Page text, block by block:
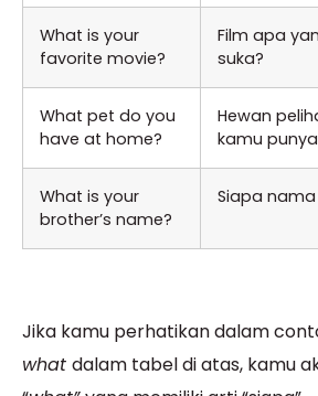
What is your
favorite movie?
Film apa
suka?
What pet do you
have at home?
Hewan
kamu
What is your
brother’s name?
Siapa
Jika kamu perhatikan dalam
what dalam tabel di atas, kamu